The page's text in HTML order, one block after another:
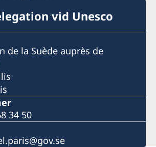
vid Unesco
de la Suède auprès de
34 50